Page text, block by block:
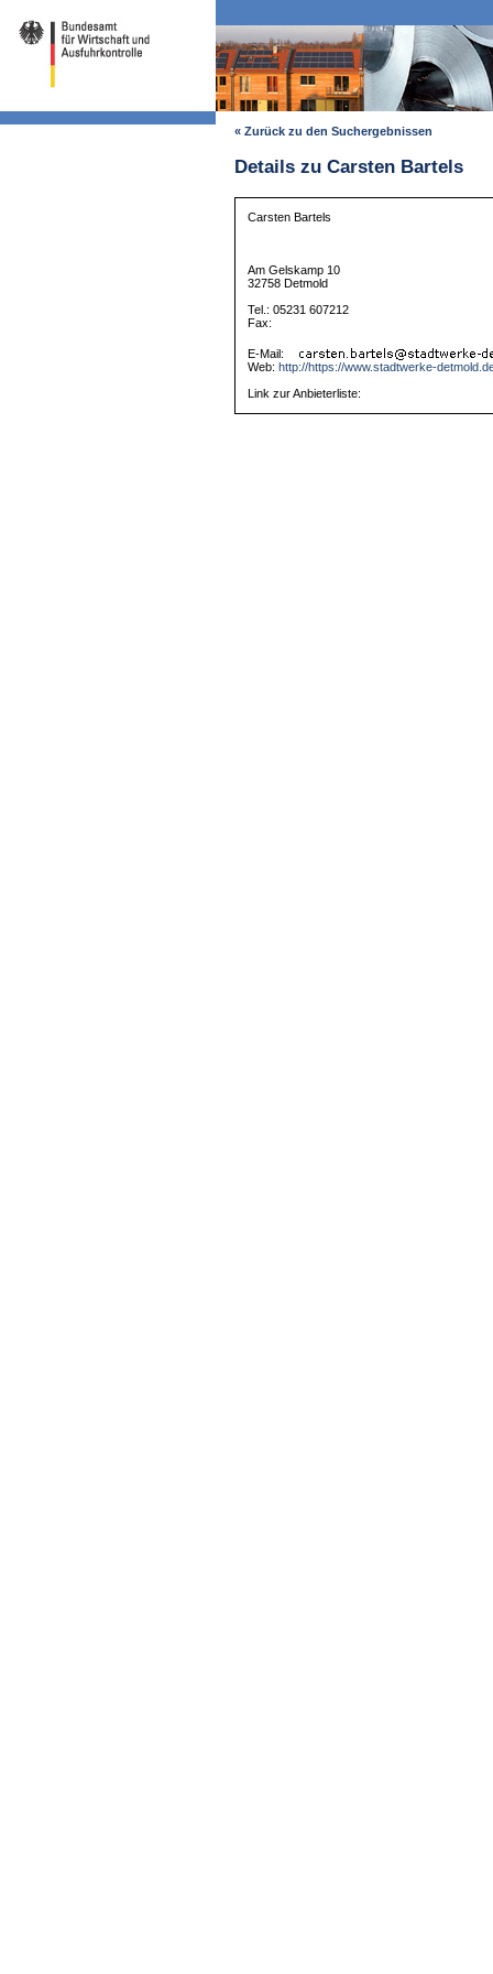
« Zurück zu den Suchergebnissen
Details zu Carsten Bartels
Carsten Bartels
Am Gelskamp 10
32758 Detmold
Tel.: 05231 607212
Fax:
E-Mail:
Web: http://https://www.stadtwerke-
Link zur Anbieterliste: